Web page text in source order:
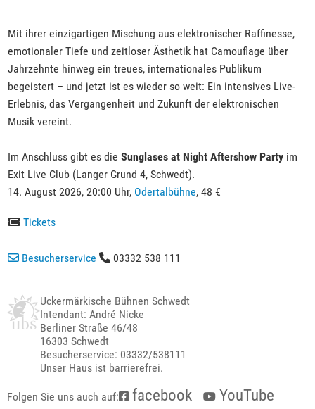
Mit ihrer einzigartigen Mischung aus elektronischer Raffinesse,
emotionaler Tiefe und zeitloser Ästhetik hat Camouflage über
Jahrzehnte hinweg ein treues, internationales Publikum
begeistert – und jetzt ist es wieder so weit: Ein intensives Live-
Erlebnis, das Vergangenheit und Zukunft der elektronischen
Musik vereint.
Im Anschluss gibt es dieSunglases at Night Aftershow Party im
Exit Live Club (Langer Grund 4, Schwedt).
14. August 2026, 20:00 Uhr, Odertalbühne, 48 €
Tickets
Besucherservice 03332 538 111
Uckermärkische Bühnen Schwedt
Intendant: André Nicke
Berliner Straße 46/48
16303 Schwedt
Besucherservice: 03332/538111
Unser Haus ist barrierefrei.
Folgen Sie uns auch auf: facebook
YouTube